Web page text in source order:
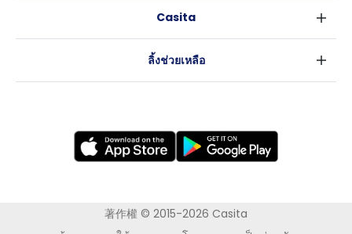
เอดินเบอระ
ลีดส์
โคเวนทรี
เลสเตอร์
นิวแคสเซิล
นอทธิงแฮม
บริสเบน
อะเดลายด์
แอตแลนตา
Casita
ลิ้งช่วยเหลือ
著作權 © 2015-2026 Casita